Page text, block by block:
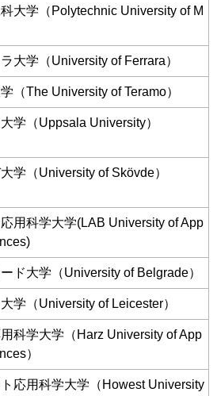
大学（Polytechnic University of M
大学（University of Ferrara）
（The University of Teramo）
学（Uppsala University）
学（University of Skövde）
用科学大学(LAB University of App
ド大学（University of Belgrade）
学（University of Leicester）
科学大学（Harz University of App
）
応用科学大学（Howest University